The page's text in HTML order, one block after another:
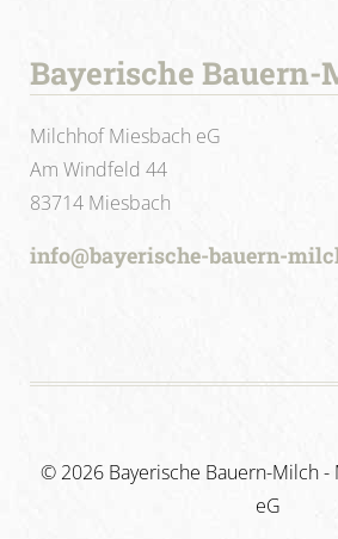
Bayerische Bauern-
Milchhof Miesbach eG
Am Windfeld 44
83714 Miesbach
info@bayerische-bauern-
© 2026 Bayerische Bauern-Milch
eG